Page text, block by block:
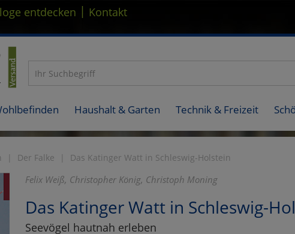
entdecken | Kontakt
Haushalt & Garten Technik & Freizeit
Der Falke Das Katinger Watt in Schleswig-Holstein
Felix Weiß, Christopher König, Christoph Moning
Das Katinger Watt in Schleswig-
Seevögel hautnah erleben